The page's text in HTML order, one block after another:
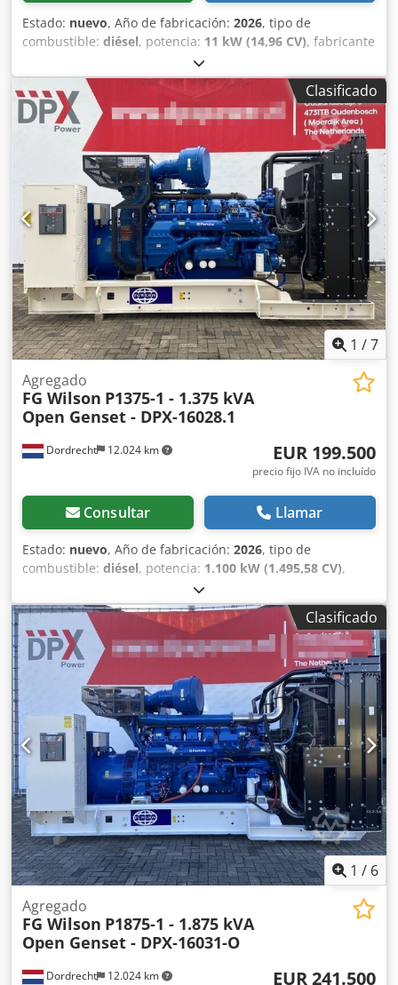
Estado: nuevo, Año de fabricación: 2026, tipo de
combustible: diésel, potencia: 11 kW (14,96 CV), fabricante
Perkins 403D-15G
Crodpfewbyz Dox Aifef Peso en vacío: 308 kg Potencia del
generador: 13,5 kVA Dimensiones del compartimento de
carga: 155 x 62 x 102 cm País de fabricación: CN Contacte
con el equipo de DPX para más información. = Opciones y
accesorios adicionales = - Batería - Panel de control - Techo
de acero - Depósito
Clasificado
1 /7
Dordrecht 12.024 km
Agregado
FG Wilson P1375-1 - 1.375 kVA
Open Genset - DPX-16028.1
EUR 199.500
precio fijo IVA no incluído
Consultar Llamar
Estado: nuevo, Año de fabricación: 2026, tipo de
combustible: diésel, potencia: 1.100 kW (1.495,58 CV),
Perkins 4012-46TWG2A
previsto: Construcción Peso en vacío: 9.119 kg Potencia del
generador: 1.375 kVA Dimensiones del compartimento de
carga: 479 x 190 x 244 cm Marcado CE: sí País de
fabricación: China Codoqc Sh Tepfx Aifsrf Contacte con el
equipo de DPX para más información. = Otras opciones y
accesorios = - Batería - Panel de control
Clasificado
1 / 6
Dordrecht 12.024 km
Agregado
FG Wilson P1875-1 - 1.875 kVA
Open Genset - DPX-16031-O
EUR 241.500